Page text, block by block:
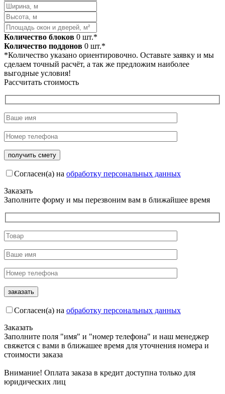
Количество блоков 0 шт.*
Количество поддонов 0 шт.*
*Количество указано ориентировочно. Оставьте заявку и мы
сделаем точный расчёт, а так же предложим наиболее
выгодные условия!
Рассчитать стоимость
Согласен(а) на обработку персональных данных
Заказать
Заполните форму и мы перезвоним вам в ближайшее время
Согласен(а) на обработку персональных данных
Заказать
Заполните поля "имя" и "номер телефона" и наш менеджер
свяжется с вами в ближашее время для уточнения номера и
стоимости заказа
Внимание! Оплата заказа в кредит доступна только для
юридических лиц